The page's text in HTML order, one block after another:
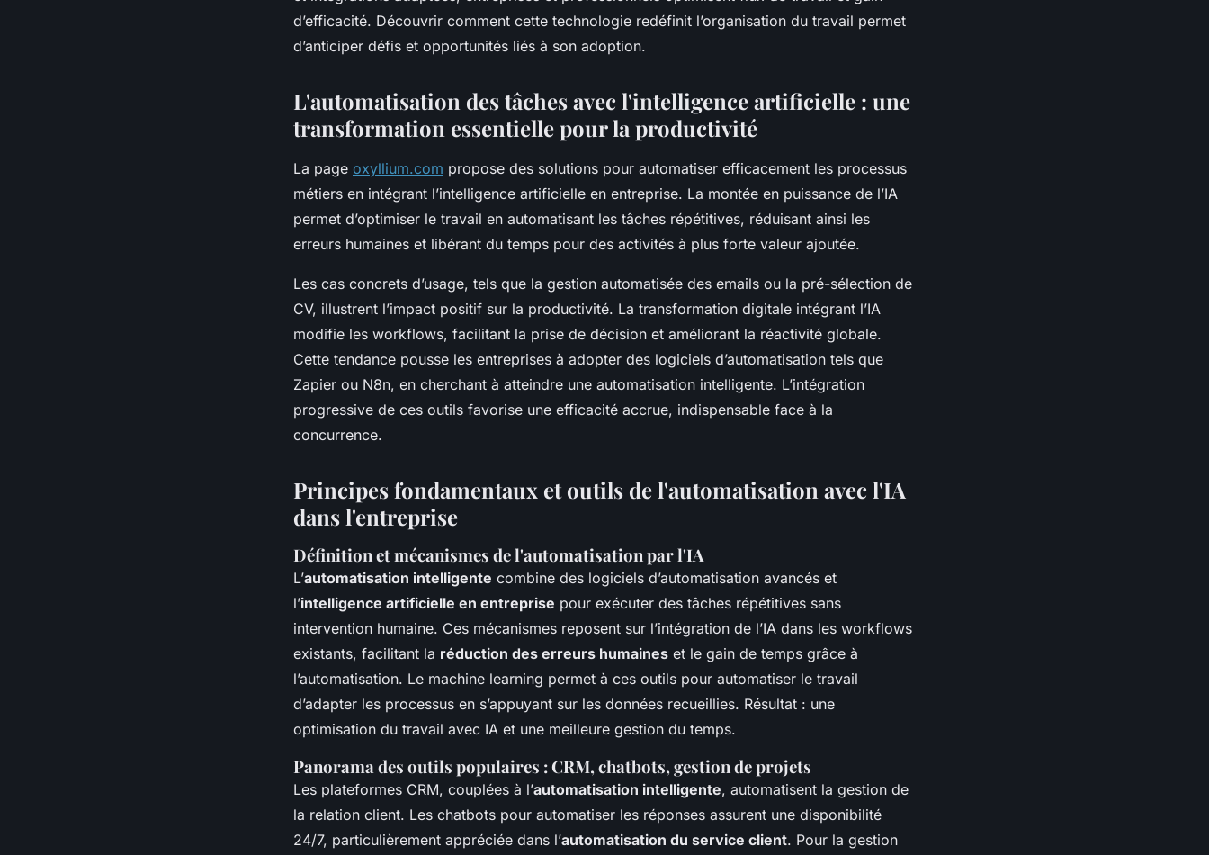
d’efficacité. Découvrir comment cette technologie redéfinit l’organisation du travail permet
d’anticiper défis et opportunités liés à son adoption.
L'automatisation des tâches avec l'intelligence artificielle : une
transformation essentielle pour la productivité
La page oxyllium.com propose des solutions pour automatiser efficacement les processus
métiers en intégrant l’intelligence artificielle en entreprise. La montée en puissance de l’IA
permet d’optimiser le travail en automatisant les tâches répétitives, réduisant ainsi les
erreurs humaines et libérant du temps pour des activités à plus forte valeur ajoutée.
Les cas concrets d’usage, tels que la gestion automatisée des emails ou la pré-sélection de
CV, illustrent l’impact positif sur la productivité. La transformation digitale intégrant l’IA
modifie les workflows, facilitant la prise de décision et améliorant la réactivité globale.
Cette tendance pousse les entreprises à adopter des logiciels d’automatisation tels que
Zapier ou N8n, en cherchant à atteindre une automatisation intelligente. L’intégration
progressive de ces outils favorise une efficacité accrue, indispensable face à la
concurrence.
Principes fondamentaux et outils de l'automatisation avec l'IA
dans l'entreprise
Définition et mécanismes de l'automatisation par l'IA
L’automatisation intelligente combine des logiciels d’automatisation avancés et
l’intelligence artificielle en entreprise pour exécuter des tâches répétitives sans
intervention humaine. Ces mécanismes reposent sur l’intégration de l’IA dans les workflows
existants, facilitant la réduction des erreurs humaines et le gain de temps grâce à
l’automatisation. Le machine learning permet à ces outils pour automatiser le travail
d’adapter les processus en s’appuyant sur les données recueillies. Résultat : une
optimisation du travail avec IA et une meilleure gestion du temps.
Panorama des outils populaires : CRM, chatbots, gestion de projets
Les plateformes CRM, couplées à l’automatisation intelligente, automatisent la gestion de
la relation client. Les chatbots pour automatiser les réponses assurent une disponibilité
24/7, particulièrement appréciée dans l’automatisation du service client. Pour la gestion